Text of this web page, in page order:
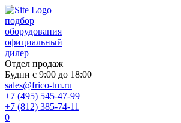
подбор
оборудования
официальный
дилер
Отдел продаж
Будни с 9:00 до 18:00
sales@frico-tm.ru
+7 (495) 545-47-99
+7 (812) 385-74-11
0